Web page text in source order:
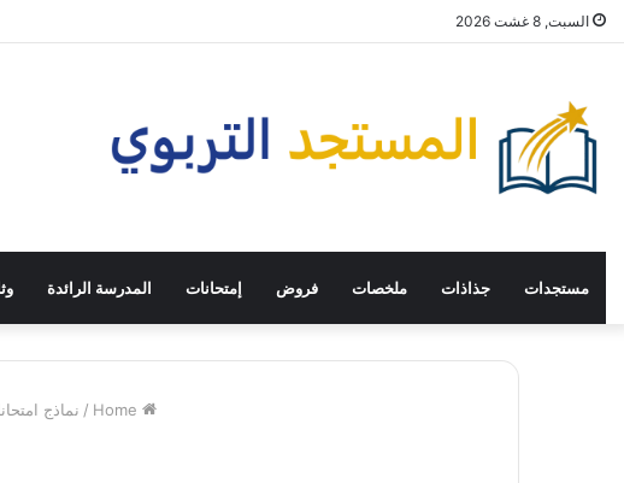
السبت, 8 غشت 2026
مستجدات جذاذات ملخصات فروض إمتحانات المدرسة الرائدة
/ نماذج